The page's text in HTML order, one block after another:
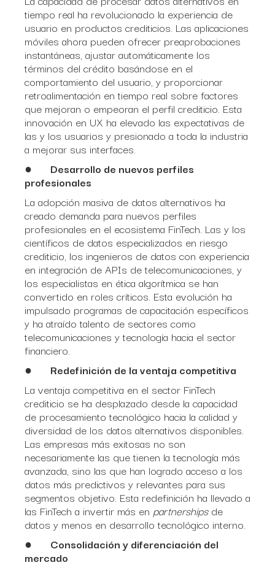
tiempo real ha revolucionado la experiencia de
usuario en productos crediticios. Las aplicaciones
móviles ahora pueden ofrecer preaprobaciones
instantáneas, ajustar automáticamente los
términos del crédito basándose en el
comportamiento del usuario, y proporcionar
retroalimentación en tiempo real sobre factores
que mejoran o empeoran el perfil crediticio. Esta
innovación en UX ha elevado las expectativas de
las y los usuarios y presionado a toda la industria
a mejorar sus interfaces.
● Desarrollo de nuevos perfiles
profesionales
La adopción masiva de datos alternativos ha
creado demanda para nuevos perfiles
profesionales en el ecosistema FinTech. Las y los
científicos de datos especializados en riesgo
crediticio, los ingenieros de datos con experiencia
en integración de APIs de telecomunicaciones, y
los especialistas en ética algorítmica se han
convertido en roles críticos. Esta evolución ha
impulsado programas de capacitación específicos
y ha atraído talento de sectores como
telecomunicaciones y tecnología hacia el sector
financiero.
● Redefinición de la ventaja competitiva
La ventaja competitiva en el sector FinTech
crediticio se ha desplazado desde la capacidad
de procesamiento tecnológico hacia la calidad y
diversidad de los datos alternativos disponibles.
Las empresas más exitosas no son
necesariamente las que tienen la tecnología más
avanzada, sino las que han logrado acceso a los
datos más predictivos y relevantes para sus
segmentos objetivo. Esta redefinición ha llevado a
las FinTech a invertir más en partnershipsde
datos y menos en desarrollo tecnológico interno.
● Consolidación y diferenciación del
mercado